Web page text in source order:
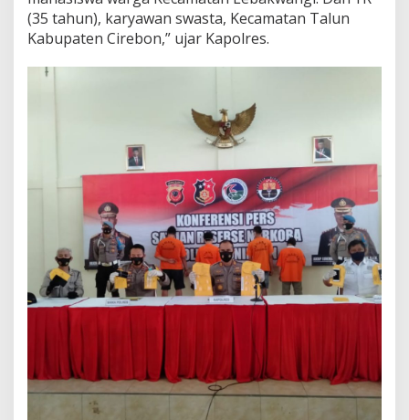
(35 tahun), karyawan swasta, Kecamatan Talun
Kabupaten Cirebon,” ujar Kapolres.